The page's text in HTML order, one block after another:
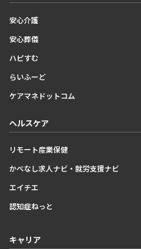
安心介護
安心葬儀
ハピすむ
らいふーど
ケアマネドットコム
ヘルスケア
リモート産業保健
かべなし求人ナビ・就労支援ナビ
エイチエ
認知症ねっと
キャリア